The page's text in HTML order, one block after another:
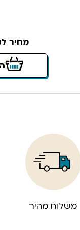
מחיר לק"ג
משלוח מהיר